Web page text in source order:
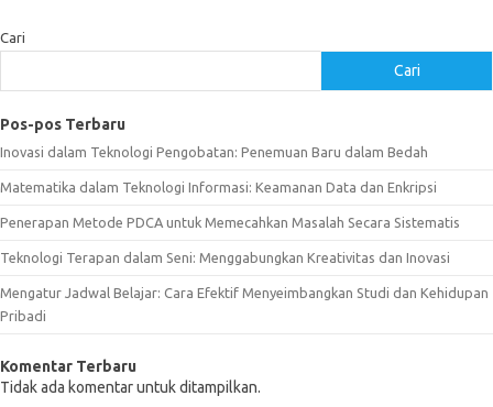
Cari
Cari
Pos-pos Terbaru
Inovasi dalam Teknologi Pengobatan: Penemuan Baru dalam Bedah
Matematika dalam Teknologi Informasi: Keamanan Data dan Enkripsi
Penerapan Metode PDCA untuk Memecahkan Masalah Secara Sistematis
Teknologi Terapan dalam Seni: Menggabungkan Kreativitas dan Inovasi
Mengatur Jadwal Belajar: Cara Efektif Menyeimbangkan Studi dan Kehidupan
Pribadi
Komentar Terbaru
Tidak ada komentar untuk ditampilkan.